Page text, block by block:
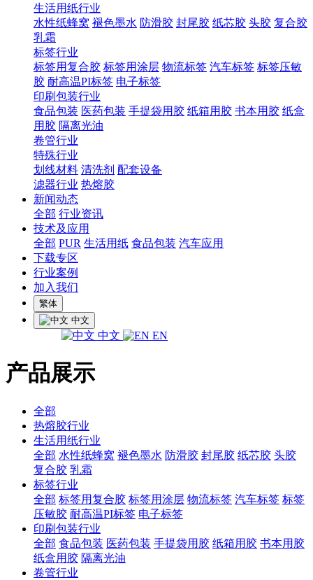
生活用纸行业
水性纸蜂窝 褪色墨水 防滑胶 封尾胶 纸芯胶 头胶 复合胶
乳霜
标签行业
标签用复合胶 标签用涂层 物流标签 汽车标签 标签压敏
胶 耐高温PI标签 电子标签
印刷包装行业
食品包装 医药包装 手提袋用胶 纸箱用胶 书本用胶 纸盒
用胶 隔离光油
卷管行业
特殊行业
划线材料 清洗剂 配套设备
滤器行业 热熔胶
新闻动态
全部 行业资讯
技术及应用
全部 PUR 生活用纸 食品包装 汽车应用
下载专区
行业案例
加入我们
繁体
中文
中文 EN
产品展示
全部
热熔胶行业
生活用纸行业
全部 水性纸蜂窝 褪色墨水 防滑胶 封尾胶 纸芯胶 头胶
复合胶 乳霜
标签行业
全部 标签用复合胶 标签用涂层 物流标签 汽车标签 标签
压敏胶 耐高温PI标签 电子标签
印刷包装行业
全部 食品包装 医药包装 手提袋用胶 纸箱用胶 书本用胶
纸盒用胶 隔离光油
卷管行业